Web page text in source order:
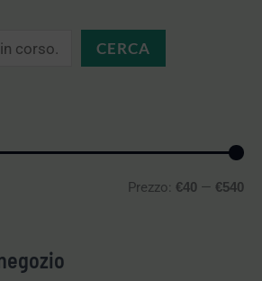
CERCA
Prezzo: €40 — €540